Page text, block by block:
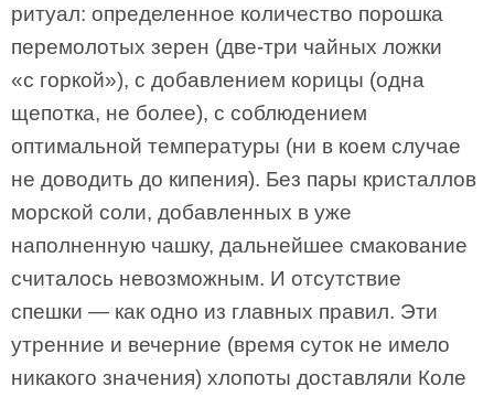
ритуал: определенное количество порошка
перемолотых зерен (две-три чайных ложки
«с горкой»), с добавлением корицы (одна
щепотка, не более), с соблюдением
оптимальной температуры (ни в коем случае
не доводить до кипения). Без пары кристаллов
морской соли, добавленных в уже
наполненную чашку, дальнейшее смакование
считалось невозможным. И отсутствие
спешки — как одно из главных правил. Эти
утренние и вечерние (время суток не имело
никакого значения) хлопоты доставляли Коле